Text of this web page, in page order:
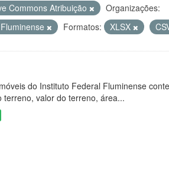
Commons Atribuição
Organizações:
Formatos: XLSX
do Instituto Federal Fluminense
terreno, valor do terreno, área...